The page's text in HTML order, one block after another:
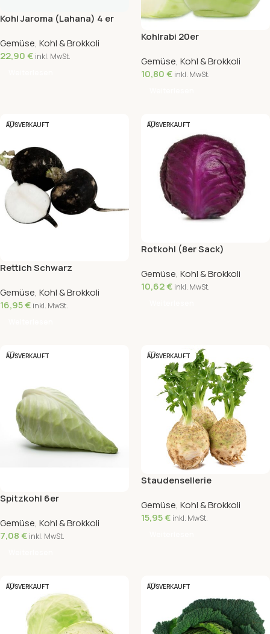
Kohl Jaroma (Lahana) 4 er
Gemüse, Kohl & Brokkoli
22,90€ inkl. MwSt.
Kohlrabi 20er
Gemüse, Kohl & Brokkoli
10,80€ inkl. MwSt.
AUSVERKAUFT
Rettich Schwarz
Gemüse, Kohl & Brokkoli
16,95€ inkl. MwSt.
AUSVERKAUFT
Rotkohl (8er Sack)
Gemüse, Kohl & Brokkoli
10,62€ inkl. MwSt.
AUSVERKAUFT
Spitzkohl 6er
Gemüse, Kohl & Brokkoli
7,08€ inkl. MwSt.
AUSVERKAUFT
Staudensellerie
Gemüse, Kohl & Brokkoli
15,95€ inkl. MwSt.
AUSVERKAUFT AUSVERKAUFT